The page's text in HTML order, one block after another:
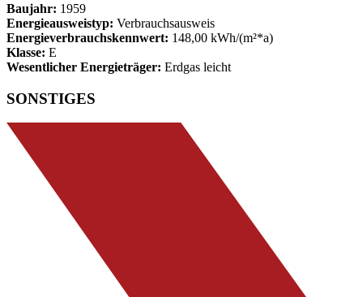
Baujahr: 1959
Energieausweistyp: Verbrauchsausweis
Energieverbrauchskennwert: 148,00 kWh/(m²*a)
Klasse: E
Wesentlicher Energieträger: Erdgas leicht
SONSTIGES